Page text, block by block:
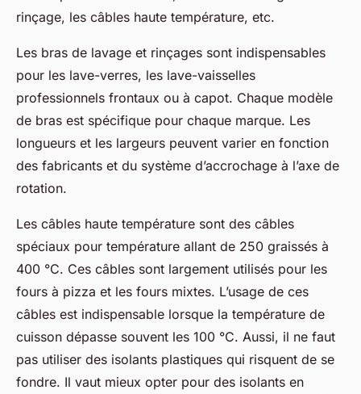
rinçage, les câbles haute température, etc.
Les bras de lavage et rinçages sont indispensables
pour les lave-verres, les lave-vaisselles
professionnels frontaux ou à capot. Chaque modèle
de bras est spécifique pour chaque marque. Les
longueurs et les largeurs peuvent varier en fonction
des fabricants et du système d’accrochage à l’axe de
rotation.
Les câbles haute température sont des câbles
spéciaux pour température allant de 250 graissés à
400 °C. Ces câbles sont largement utilisés pour les
fours à pizza et les fours mixtes. L’usage de ces
câbles est indispensable lorsque la température de
cuisson dépasse souvent les 100 °C. Aussi, il ne faut
pas utiliser des isolants plastiques qui risquent de se
fondre. Il vaut mieux opter pour des isolants en